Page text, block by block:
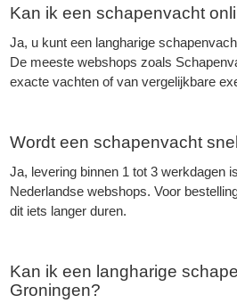
Kan ik een schapenvacht
Ja, u kunt een langharige
De meeste webshops zoals
exacte vachten of van vergelijkbare
Wordt een schapenvacht
Ja, levering binnen 1 tot 3 werkdagen
Nederlandse webshops. Voor
dit iets langer duren.
Kan ik een langharige
Groningen?